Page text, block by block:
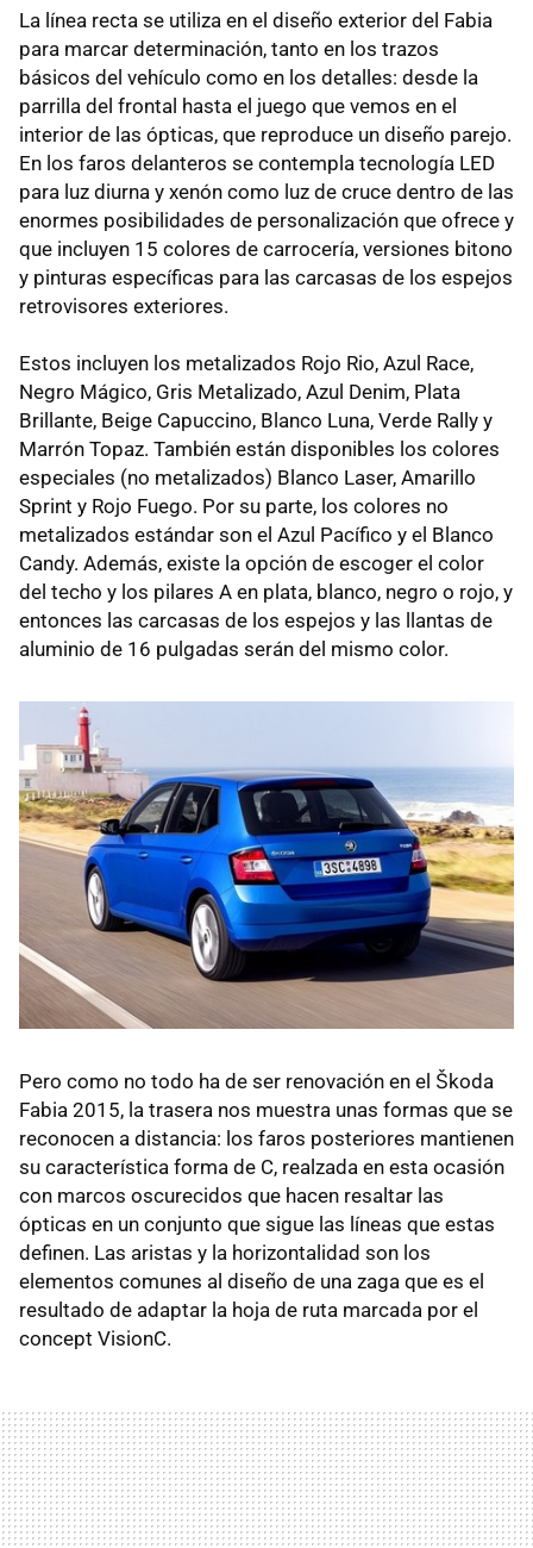
La línea recta se utiliza en el diseño exterior del Fabia
para marcar determinación, tanto en los trazos
básicos del vehículo como en los detalles: desde la
parrilla del frontal hasta el juego que vemos en el
interior de las ópticas, que reproduce un diseño parejo.
En los faros delanteros se contempla tecnología LED
para luz diurna y xenón como luz de cruce dentro de las
enormes posibilidades de personalización que ofrece y
que incluyen 15 colores de carrocería, versiones bitono
y pinturas específicas para las carcasas de los espejos
retrovisores exteriores.
Estos incluyen los metalizados Rojo Rio, Azul Race,
Negro Mágico, Gris Metalizado, Azul Denim, Plata
Brillante, Beige Capuccino, Blanco Luna, Verde Rally y
Marrón Topaz. También están disponibles los colores
especiales (no metalizados) Blanco Laser, Amarillo
Sprint y Rojo Fuego. Por su parte, los colores no
metalizados estándar son el Azul Pacífico y el Blanco
Candy. Además, existe la opción de escoger el color
del techo y los pilares A en plata, blanco, negro o rojo, y
entonces las carcasas de los espejos y las llantas de
aluminio de 16 pulgadas serán del mismo color.
Pero como no todo ha de ser renovación en el Škoda
Fabia 2015, la trasera nos muestra unas formas que se
reconocen a distancia: los faros posteriores mantienen
su característica forma de C, realzada en esta ocasión
con marcos oscurecidos que hacen resaltar las
ópticas en un conjunto que sigue las líneas que estas
definen. Las aristas y la horizontalidad son los
elementos comunes al diseño de una zaga que es el
resultado de adaptar la hoja de ruta marcada por el
concept VisionC.